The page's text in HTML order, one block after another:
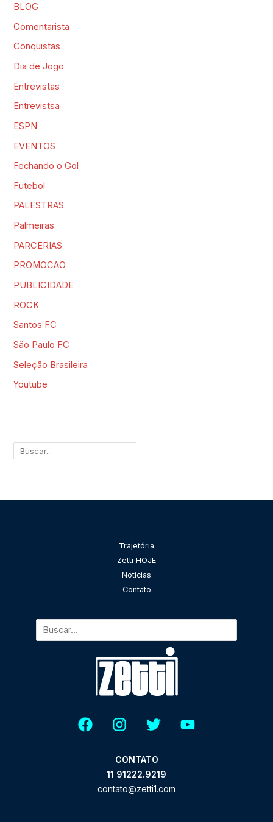
BLOG
Comentarista
Conquistas
Dia de Jogo
Entrevistas
Entrevistsa
ESPN
EVENTOS
Fechando o Gol
Futebol
PALESTRAS
Palmeiras
PARCERIAS
PROMOCAO
PUBLICIDADE
ROCK
Santos FC
São Paulo FC
Seleção Brasileira
Youtube
Trajetória
Zetti HOJE
Notícias
Contato
Pesquisar
CONTATO
11 91222.9219
contato@zetti1.com